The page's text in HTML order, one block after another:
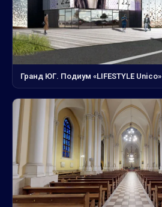
Гранд ЮГ. Подиум «LIFESTYLE Unico»